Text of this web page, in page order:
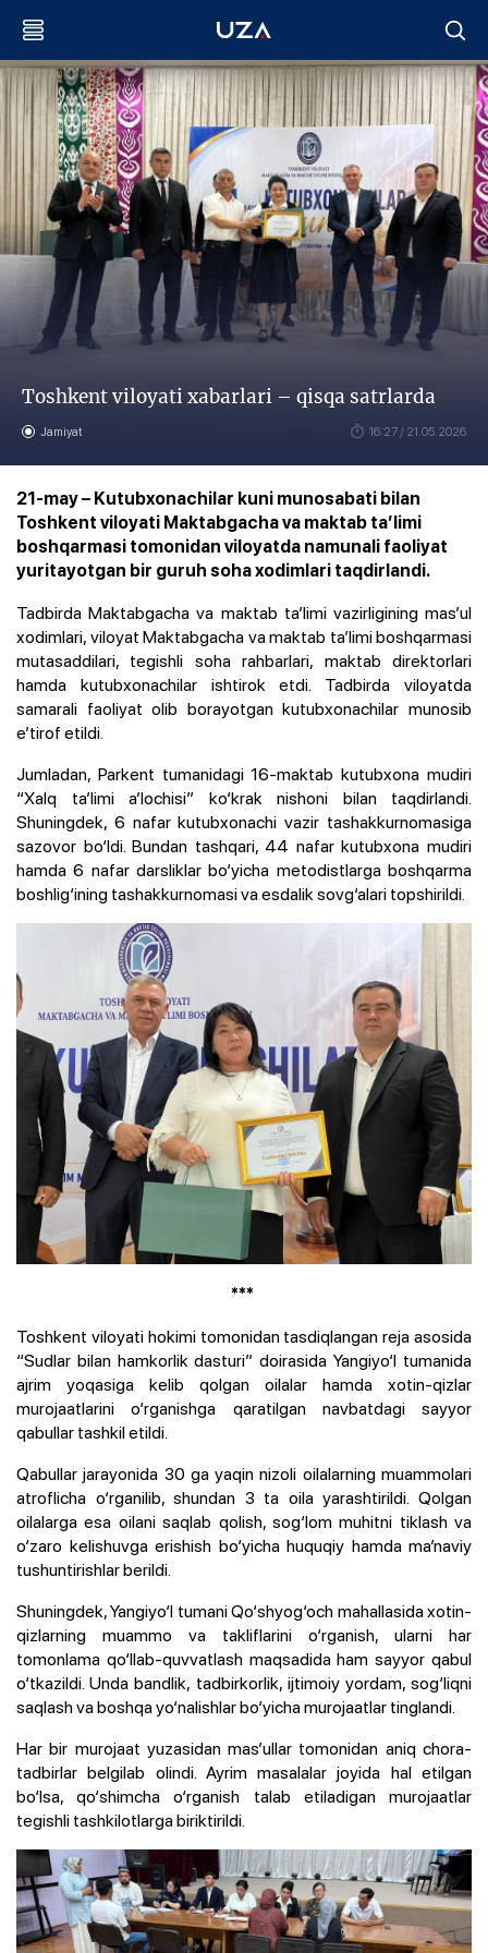
Toshkent viloyati xabarlari – qisqa satrlarda
Jamiyat 16:27 / 21.05.2026
21-may – Kutubxonachilar kuni munosabati bilan
Toshkent viloyati Maktabgacha va maktab ta’limi
boshqarmasi tomonidan viloyatda namunali faoliyat
yuritayotgan bir guruh soha xodimlari taqdirlandi.
Tadbirda Maktabgacha va maktab ta’limi vazirligining mas’ul
xodimlari, viloyat Maktabgacha va maktab ta’limi boshqarmasi
mutasaddilari, tegishli soha rahbarlari, maktab direktorlari
hamda kutubxonachilar ishtirok etdi. Tadbirda viloyatda
samarali faoliyat olib borayotgan kutubxonachilar munosib
e’tirof etildi.
Jumladan, Parkent tumanidagi 16-maktab kutubxona mudiri
“Xalq ta’limi a’lochisi” ko‘krak nishoni bilan taqdirlandi.
Shuningdek, 6 nafar kutubxonachi vazir tashakkurnomasiga
sazovor bo‘ldi. Bundan tashqari, 44 nafar kutubxona mudiri
hamda 6 nafar darsliklar bo‘yicha metodistlarga boshqarma
boshlig‘ining tashakkurnomasi va esdalik sovg‘alari topshirildi.
***
Toshkent viloyati hokimi tomonidan tasdiqlangan reja asosida
“Sudlar bilan hamkorlik dasturi” doirasida Yangiyo‘l tumanida
ajrim yoqasiga kelib qolgan oilalar hamda xotin-qizlar
murojaatlarini o‘rganishga qaratilgan navbatdagi sayyor
qabullar tashkil etildi.
Qabullar jarayonida 30 ga yaqin nizoli oilalarning muammolari
atroflicha o‘rganilib, shundan 3 ta oila yarashtirildi. Qolgan
oilalarga esa oilani saqlab qolish, sog‘lom muhitni tiklash va
o‘zaro kelishuvga erishish bo‘yicha huquqiy hamda ma’naviy
tushuntirishlar berildi.
Shuningdek, Yangiyo‘l tumani Qo‘shyog‘och mahallasida xotin-
qizlarning muammo va takliflarini o‘rganish, ularni har
tomonlama qo‘llab-quvvatlash maqsadida ham sayyor qabul
o‘tkazildi. Unda bandlik, tadbirkorlik, ijtimoiy yordam, sog‘liqni
saqlash va boshqa yo‘nalishlar bo‘yicha murojaatlar tinglandi.
Har bir murojaat yuzasidan mas’ullar tomonidan aniq chora-
tadbirlar belgilab olindi. Ayrim masalalar joyida hal etilgan
bo‘lsa, qo‘shimcha o‘rganish talab etiladigan murojaatlar
tegishli tashkilotlarga biriktirildi.